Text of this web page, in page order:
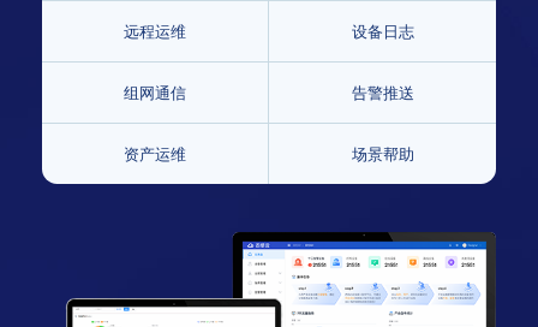
远程运维 设备日志
组网通信 告警推送
资产运维 场景帮助